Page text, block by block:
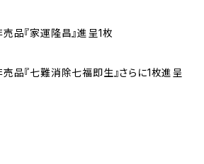
品『家運隆昌』進呈1枚
品『七難消除七福即生』さらに1枚進呈